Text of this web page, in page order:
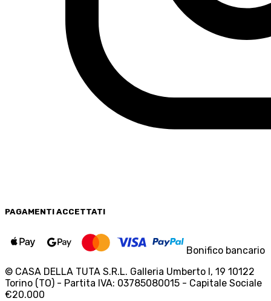
PAGAMENTI ACCETTATI
Bonifico bancario
© CASA DELLA TUTA S.R.L. Galleria Umberto I, 19 10122
Torino (TO) - Partita IVA: 03785080015 - Capitale Sociale
€20.000